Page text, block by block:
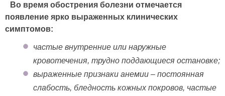
Во время обострения болезни отмечается
появление ярко выраженных клинических
симптомов:
частые внутренние или наружные
кровотечения, трудно поддающиеся остановке;
выраженные признаки анемии – постоянная
слабость, бледность кожных покровов, частые